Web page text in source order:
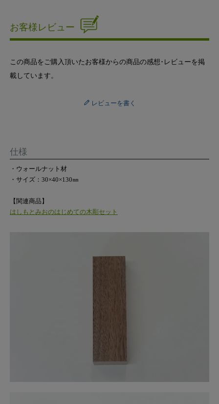
お客様レビュー
この商品をご購入頂いたお客様からの商品の感想･レビューを掲
載しています。
レビューを書く
仕様
・ウォールナット材
・サイズ：30×40×130㎜
【関連商品】
はしもとみおのはじめての木彫セット